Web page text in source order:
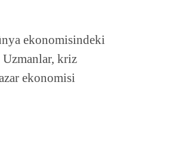
ekonomisindeki
Uzmanlar, kriz
ekonomisi